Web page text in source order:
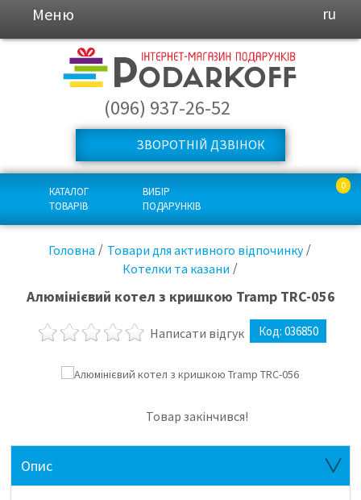
Меню ru
(096) 937-26-52
ЗВОРОТНІЙ ДЗВІНОК
КАТАЛОГ
ТОВАРІВ
ВИБІР
ПОДАРУНКІВ
0
Головна
Товари для активного відпочинку
Котелки та казани
Алюмінієвий котел з кришкою Tramp TRC-056
Написати відгук Код: 036850
Товар закінчився!
Опис